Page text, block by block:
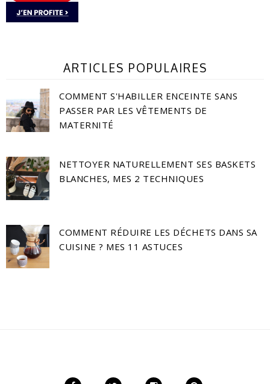
ARTICLES POPULAIRES
COMMENT S'HABILLER ENCEINTE SANS
PASSER PAR LES VÊTEMENTS DE
MATERNITÉ
NETTOYER NATURELLEMENT SES BASKETS
BLANCHES, MES 2 TECHNIQUES
COMMENT RÉDUIRE LES DÉCHETS DANS SA
CUISINE ? MES 11 ASTUCES